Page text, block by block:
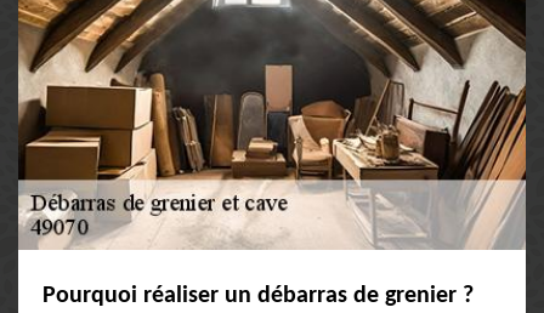
Pourquoi réaliser un débarras de grenier ?